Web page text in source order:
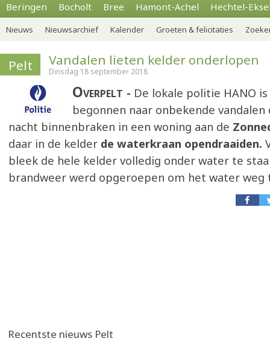
Beringen Bocholt Bree Hamont-Achel Hechtel-
Nieuws Nieuwsarchief Kalender Groeten & felicitaties
Pelt Vandalen lieten kelder onderlopen
Dinsdag 18 september 2018
Overpelt
De lokale politie HANO
begonnen naar onbekende
nacht binnenbraken in een woning aan de
daar in de kelder de waterkraan opendraaiden.
bleek de hele kelder volledig onder water te
brandweer werd opgeroepen om het water weg
Recentste nieuws Pelt